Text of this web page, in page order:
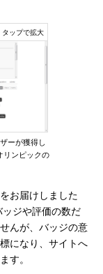
ーが獲得し
リンピックの
お届けしました
ジや評価の数だ
んが、バッジの意
になり、サイトへ
す。